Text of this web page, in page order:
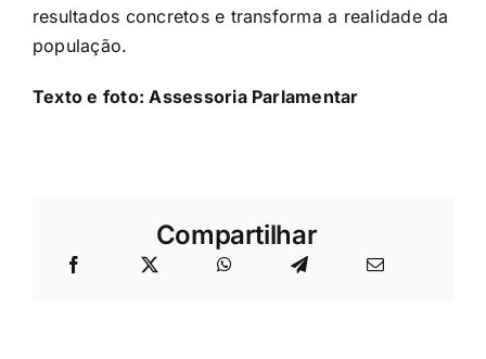
resultados concretos e transforma a realidade da
população.
Texto e foto: Assessoria Parlamentar
Compartilhar